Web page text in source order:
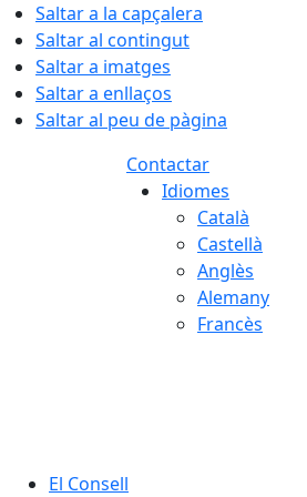
Saltar a la capçalera
Saltar al contingut
Saltar a imatges
Saltar a enllaços
Saltar al peu de pàgina
Contactar
Idiomes
Català
Castellà
Anglès
Alemany
Francès
El Consell